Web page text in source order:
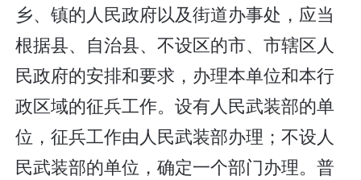
乡、镇的人民政府以及街道办事处，应当
根据县、自治县、不设区的市、市辖区人
民政府的安排和要求，办理本单位和本行
政区域的征兵工作。设有人民武装部的单
位，征兵工作由人民武装部办理；不设人
民武装部的单位，确定一个部门办理。普